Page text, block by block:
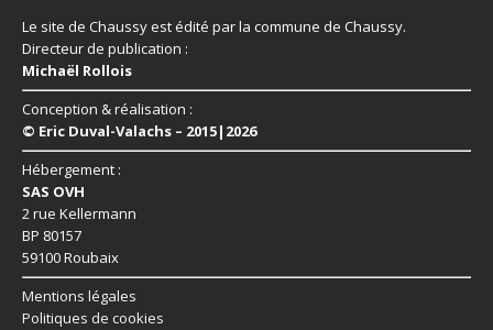
Le site de Chaussy est édité par la commune de Chaussy.
Directeur de publication :
Michaël Rollois
Conception & réalisation :
© Eric Duval-Valachs – 2015|2026
Hébergement :
SAS OVH
2 rue Kellermann
BP 80157
59100 Roubaix
Mentions légales
Politiques de cookies